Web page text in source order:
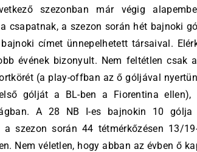
szezonban már végig
csapatnak, a szezon során hét bajnoki
címet ünnepelhetett társaival.
évének bizonyult. Nem feltétlen csak
(a play-offban az ő góljával
gólját a BL-ben a Fiorentina ellen),
A 28 NB I-es bajnokin 10
a szezon során 44 tétmérkőzésen 13/
Nem véletlen, hogy abban az évben ő